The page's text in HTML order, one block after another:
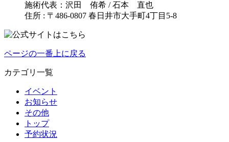
施術代表：沢田 侑希 / 石本 直也
住所 : 〒486-0807 春日井市大手町4丁目5-8
ページの一番上に戻る
カテゴリ一覧
イベント
お知らせ
その他
トップ
予約状況